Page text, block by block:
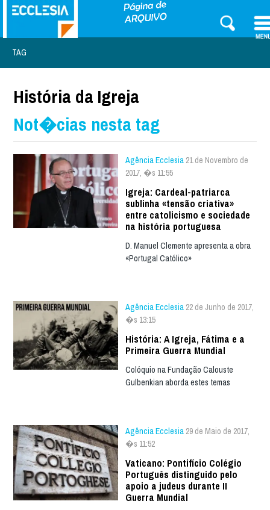
TAG
História da Igreja
Not�cias nesta tag
Agência Ecclesia 21 de Novembro de
2017, �s 11:55
Igreja: Cardeal-patriarca
sublinha «tensão criativa»
entre catolicismo e sociedade
na história portuguesa
D. Manuel Clemente apresenta a obra
«Portugal Católico»
Agência Ecclesia 22 de Junho de 2017,
�s 13:15
História: A Igreja, Fátima e a
Primeira Guerra Mundial
Colóquio na Fundação Calouste
Gulbenkian aborda estes temas
Agência Ecclesia 29 de Maio de 2017,
�s 11:52
Vaticano: Pontifício Colégio
Português distinguido pelo
apoio a judeus durante II
Guerra Mundial